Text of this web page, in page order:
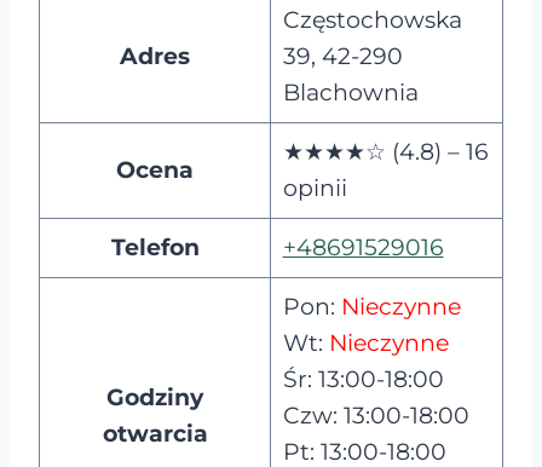
Adres
Częstochowska
39, 42-290
Blachownia
Ocena
★★★★☆ (4.8) – 16
opinii
Telefon +48691529016
Godziny
otwarcia
Pon: Nieczynne
Wt: Nieczynne
Śr: 13:00-18:00
Czw: 13:00-18:00
Pt: 13:00-18:00